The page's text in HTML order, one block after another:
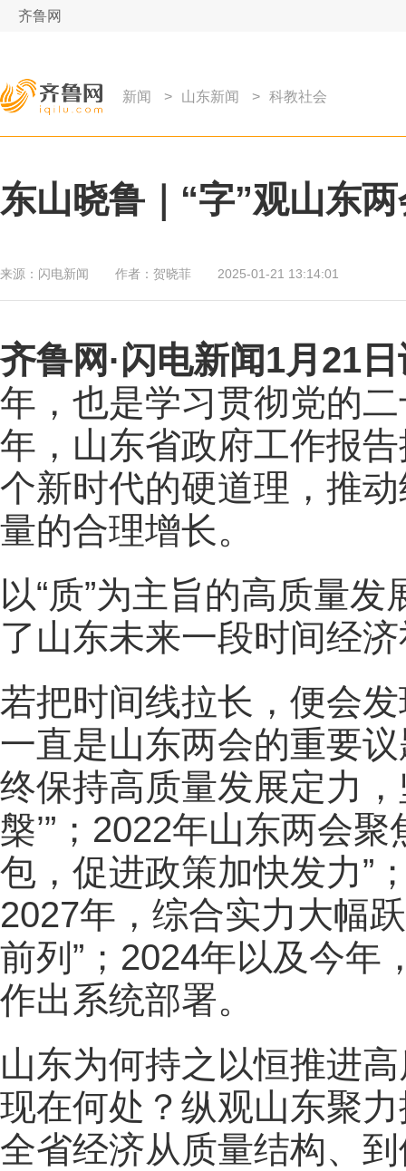
齐鲁网
新闻 > 山东新闻 > 科教社会
东山晓鲁｜“字”观山东
来源： 闪电新闻 作者： 贺晓菲 2025-01-21 13:14:01
齐鲁网 ·闪电新闻1月21
年，也是学习贯彻党的
年，山东省政府工作报
个新时代的硬道理，推
量的合理增长。
以“质”为主旨的高质量
了山东未来一段时间经
若把时间线拉长，便会
一直是山东两会的重要
终保持高质量发展定力
槃’”；2022年山东两会
包，促进政策加快发力”
2027年，综合实力大幅
前列”；2024年以及今年
作出系统部署。
山东为何持之以恒推进
现在何处？纵观山东聚
全省经济从质量结构、